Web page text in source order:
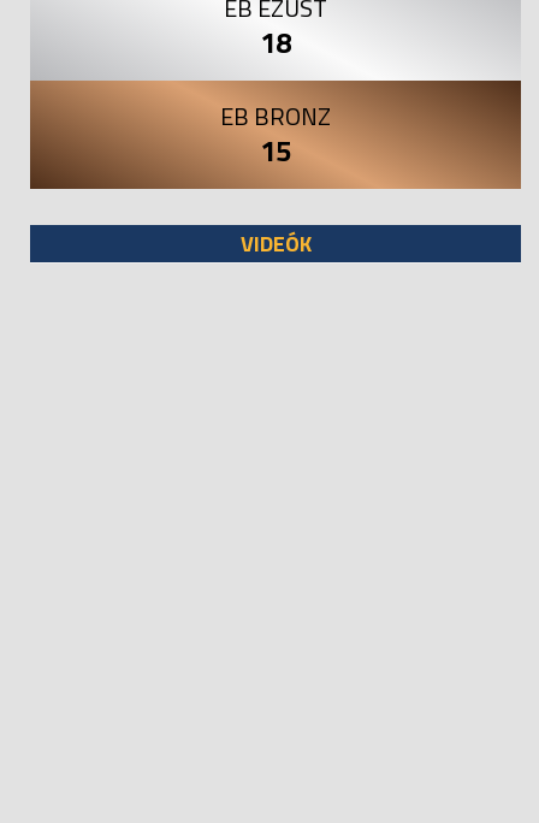
EB EZÜST
18
EB BRONZ
15
VIDEÓK